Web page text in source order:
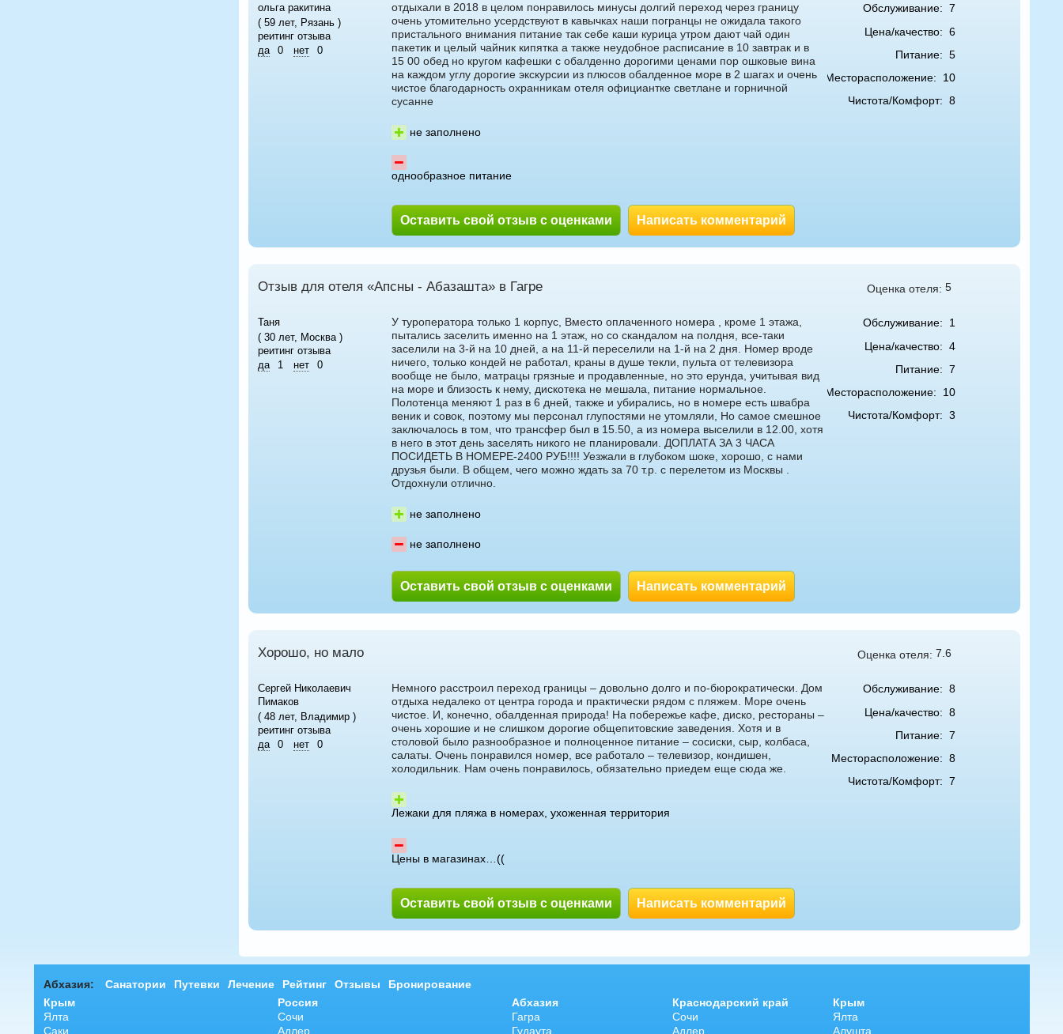
ольга ракитина
( 59 лет, Рязань )
реитинг отзыва
да
0 нет 0
отдыхали в 2018 в целом понравилось минусы долгий переход через границу
очень утомительно усердствуют в кавычках наши погранцы не ожидала такого
пристального внимания питание так себе каши курица утром дают чай один
пакетик и целый чайник кипятка а также неудобное расписание в 10 завтрак и в
15 00 обед но кругом кафешки с обалденно дорогими ценами пор ошковые вина
на каждом углу дорогие экскурсии из плюсов обалденное море в 2 шагах и очень
чистое благодарность охранникам отеля официантке светлане и горничной
сусанне
не заполнено
однообразное питание
Оставить свой отзыв с оценками Написать комментарий
Обслуживание: 7
Цена/качество: 6
Питание: 5
Месторасположение:
10
Чистота/Комфорт: 8
Отзыв для отеля «Апсны - Абазашта» в Гагре Оценка отеля: 5
Таня
( 30 лет, Москва )
реитинг отзыва
да
1 нет 0
У туроператора только 1 корпус, Вместо оплаченного номера , кроме 1 этажа,
пытались заселить именно на 1 этаж, но со скандалом на полдня, все-таки
заселили на 3-й на 10 дней, а на 11-й переселили на 1-й на 2 дня. Номер вроде
ничего, только кондей не работал, краны в душе текли, пульта от телевизора
вообще не было, матрацы грязные и продавленные, но это ерунда, учитывая вид
на море и близость к нему, дискотека не мешала, питание нормальное.
Полотенца меняют 1 раз в 6 дней, также и убирались, но в номере есть швабра
веник и совок, поэтому мы персонал глупостями не утомляли, Но самое смешное
заключалось в том, что трансфер был в 15.50, а из номера выселили в 12.00, хотя
в него в этот день заселять никого не планировали. ДОПЛАТА ЗА 3 ЧАСА
ПОСИДЕТЬ В НОМЕРЕ-2400 РУБ!!!! Уезжали в глубоком шоке, хорошо, с нами
друзья были. В общем, чего можно ждать за 70 т.р. с перелетом из Москвы .
Отдохнули отлично.
не заполнено
не заполнено
Оставить свой отзыв с оценками Написать комментарий
Обслуживание:
1
Цена/качество: 4
Питание: 7
Месторасположение:
10
Чистота/Комфорт: 3
Хорошо, но мало Оценка отеля: 7.6
Сергей Николаевич
Пимаков
( 48 лет, Владимир )
реитинг отзыва
да
0 нет 0
Немного расстроил переход границы – довольно долго и по-бюрократически. Дом
отдыха недалеко от центра города и практически рядом с пляжем. Море очень
чистое. И, конечно, обалденная природа! На побережье кафе, диско, рестораны –
очень хорошие и не слишком дорогие общепитовские заведения. Хотя и в
столовой было разнообразное и полноценное питание – сосиски, сыр, колбаса,
салаты. Очень понравился номер, все работало – телевизор, кондишен,
холодильник. Нам очень понравилось, обязательно приедем еще сюда же.
Лежаки для пляжа в номерах, ухоженная территория
Цены в магазинах…((
Оставить свой отзыв с оценками Написать комментарий
Обслуживание: 8
Цена/качество: 8
Питание: 7
Месторасположение: 8
Чистота/Комфорт: 7
Абхазия: Санатории Путевки Лечение Рейтинг Отзывы
Бронирование
Крым
Ялта
Саки
Россия
Сочи
Адлер
Абхазия
Гагра
Гудаута
Краснодарский край
Сочи
Адлер
Крым
Ялта
Алушта